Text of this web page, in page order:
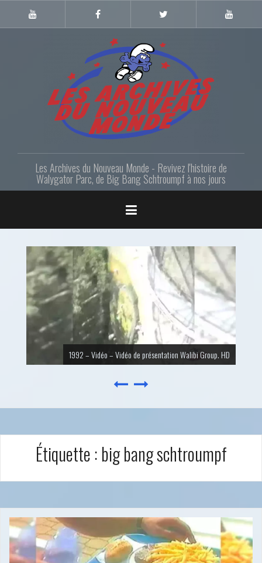
content
Youtube
Gazette
Facebook
Youtube
LANM
Les Archives du Nouveau Monde - Revivez l'histoire de
Walygator Parc, de Big Bang Schtroumpf à nos jours
1989 – Vidéo – Vidéo de présentation Big Bang Schtroumpf. HD
Étiquette : big bang schtroumpf